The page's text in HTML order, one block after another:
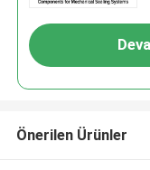
Önerilen Ürünler